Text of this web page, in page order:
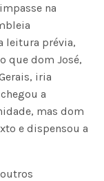
na
leitura prévia,
que dom José,
iria
a
mas dom
e dispensou a